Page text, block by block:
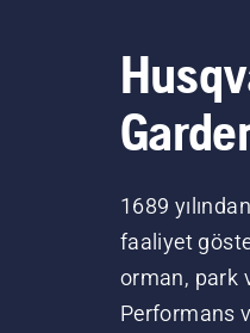
1689
faaliyet
orman, park
Performans